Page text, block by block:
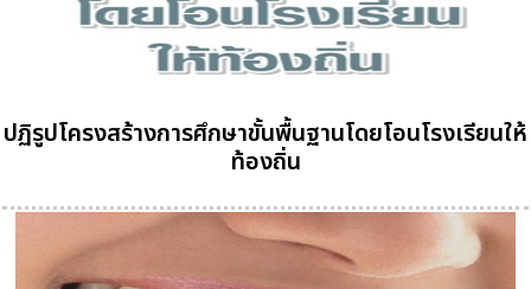
ปฏิรูปโครงสร้างการศึกษาขั้นพื้นฐานโดยโอนโรงเรียนให้
ท้องถิ่น